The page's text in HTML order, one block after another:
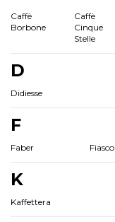
Caffè
Borbone
Caffè
Cinque
Stelle
D
Didiesse
F
Faber
K
Kaffettera